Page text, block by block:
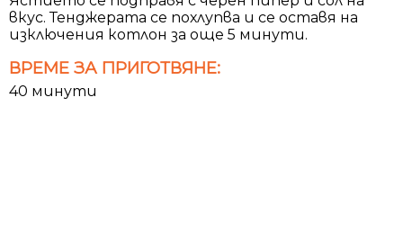
вкус. Тенджерата се похлупва и се оставя на
изключения котлон за още 5 минути.
ВРЕМЕ ЗА ПРИГОТВЯНЕ:
40 минути